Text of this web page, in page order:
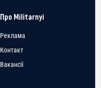
Про Militarnyi
Реклама
Контакт
Вакансії